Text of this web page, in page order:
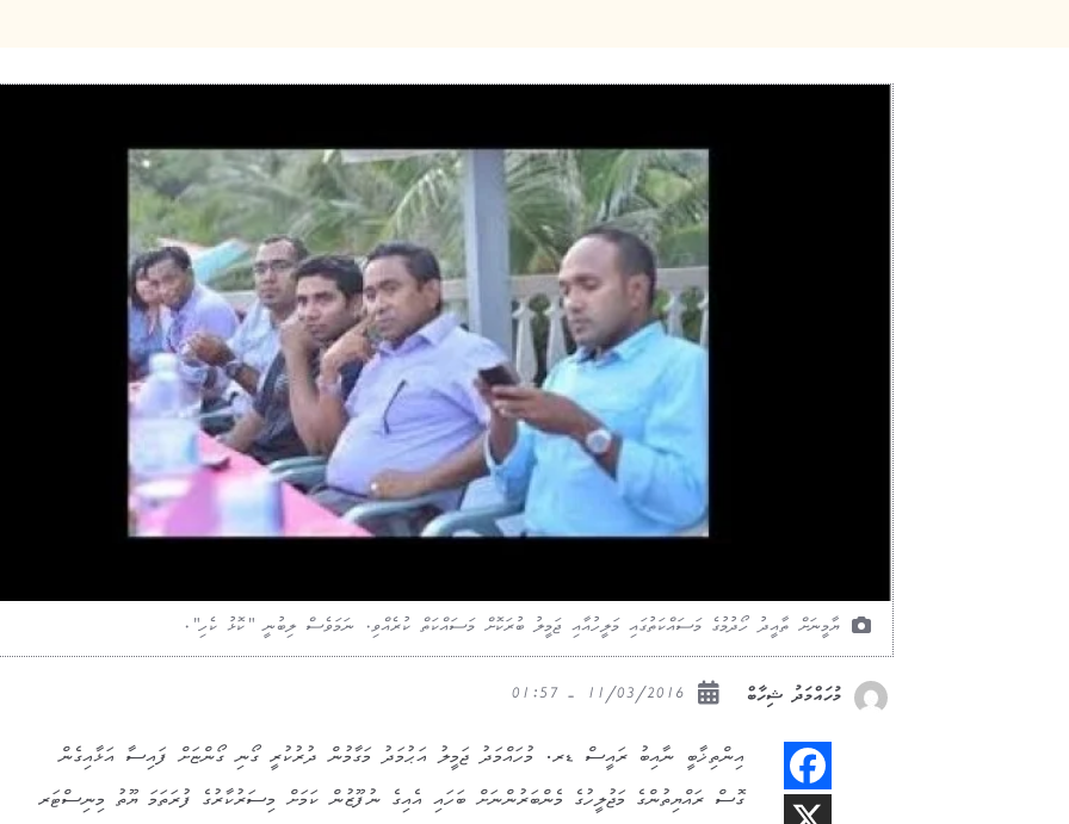
ޔާމީނަށް ތާއީދު ހޯދުމުގެ މަސައްކަތުގައި މަލީހުއާއި ޖަމީލު ބުރަކޮށް މަސައްކަތް ކުރެއްވި. ނަމަވެސް ލިބުނީ "ކޮޅު ކެހި".
މުހައްމަދު ޝިހާބް
އިންތިޚާބީ ނާއިބު ރައީސް ޑރ. މުހައްމަދު ޖަމީލު އަޙުމަދު މަގާމުން ދުރުކުރީ ގޯނި ގޯންޏަށް ފައިސާ އަޅާއިގެން
ގޮސް ރައްޔިތުންގެ މަޖުލީހުގެ މެންބަރުންނަށް ބަހައި އެއިގެ ނުފޫޒުން ކަމަށް މިސަރުކާރުގެ ފުރަތަމަ ޔޫތު މިނިސްޓަރ